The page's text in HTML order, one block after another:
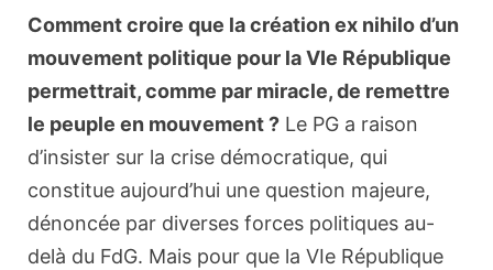
Comment croire que la création ex nihilo d’un
mouvement politique pour la VIe République
permettrait, comme par miracle, de remettre
le peuple en mouvement ?Le PG a raison
d’insister sur la crise démocratique, qui
constitue aujourd’hui une question majeure,
dénoncée par diverses forces politiques au-
delà du FdG. Mais pour que la VIe République